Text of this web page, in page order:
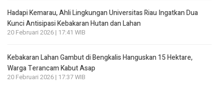
Hadapi Kemarau, Ahli Lingkungan Universitas Riau Ingatkan Dua
Kunci Antisipasi Kebakaran Hutan dan Lahan
20 Februari 2026 | 17:41 WIB
Kebakaran Lahan Gambut di Bengkalis Hanguskan 15 Hektare,
Warga Terancam Kabut Asap
20 Februari 2026 | 17:37 WIB